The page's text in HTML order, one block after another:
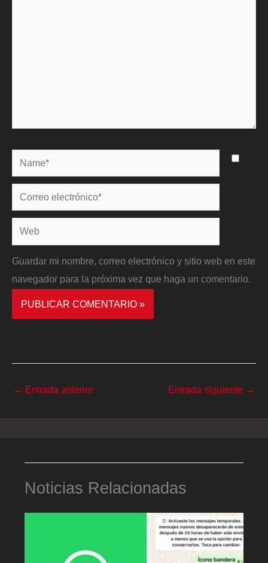
Name*
Correo
electrónico*
Web
Guardar mi nombre, correo electrónico y sitio web en este
navegador para la próxima vez que haga un comentario.
← Entrada anterior Entrada siguiente →
Noticias Relacionadas